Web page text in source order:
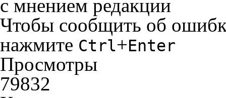
с мнением редакции
Чтобы сообщить об
нажмите Ctrl+Enter
Просмотры
79832